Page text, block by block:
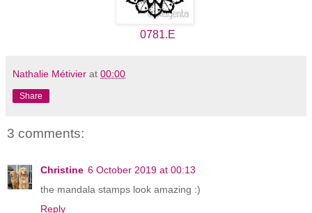
0781.E
Nathalie Métivier at 00:00
Share
3 comments:
Christine 6 October 2019 at 00:13
the mandala stamps look amazing :)
Reply